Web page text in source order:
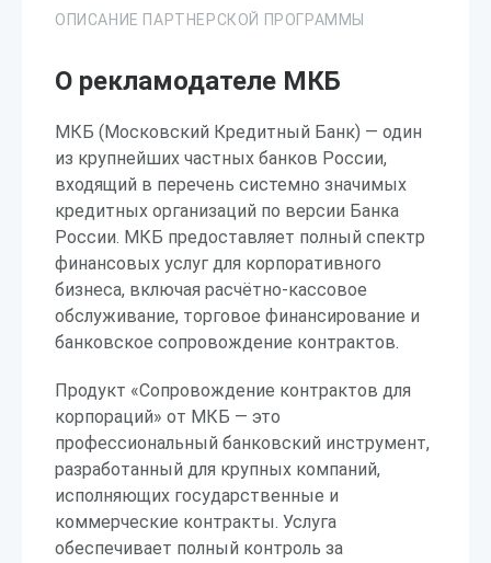
ОПИСАНИЕ ПАРТНЕРСКОЙ ПРОГРАММЫ
О рекламодателе МКБ
МКБ (Московский Кредитный Банк) — один
из крупнейших частных банков России,
входящий в перечень системно значимых
кредитных организаций по версии Банка
России. МКБ предоставляет полный спектр
финансовых услуг для корпоративного
бизнеса, включая расчётно-кассовое
обслуживание, торговое финансирование и
банковское сопровождение контрактов.
Продукт «Сопровождение контрактов для
корпораций» от МКБ — это
профессиональный банковский инструмент,
разработанный для крупных компаний,
исполняющих государственные и
коммерческие контракты. Услуга
обеспечивает полный контроль за